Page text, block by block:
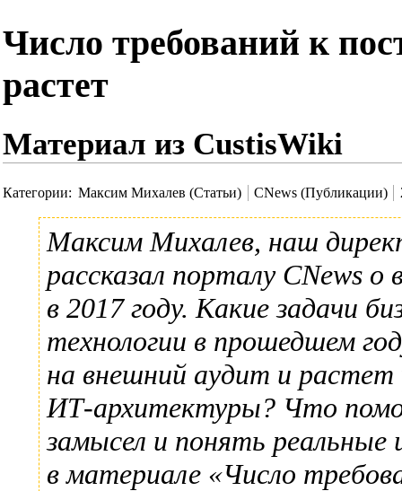
Число требований к
растет
Материал из CustisWiki
Категории: Максим Михалев (Статьи) CNews (Публикации)
Максим Михалев, наш
рассказал порталу CNews о
в 2017 году. Какие задачи
технологии в прошедшем
на внешний аудит и растет
ИТ-архитектуры? Что
замысел и понять
в материале «Число